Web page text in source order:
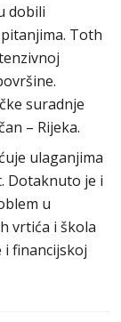
dobili
Toth
suradnje
– Rijeka.
ulaganjima
Dotaknuto je i
u
vrtića i škola
i financijskoj